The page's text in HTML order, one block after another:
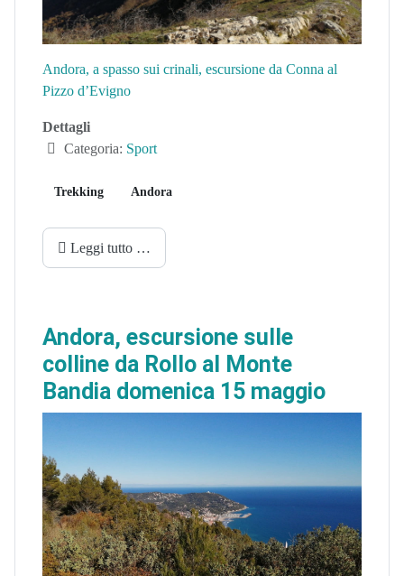
Andora, a spasso sui crinali, escursione da Conna al
Pizzo d’Evigno
Dettagli
Categoria: Sport
Trekking Andora
Leggi tutto …
Andora, escursione sulle
colline da Rollo al Monte
Bandia domenica 15 maggio